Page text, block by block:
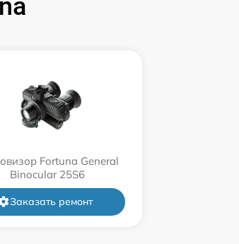
Fortuna General
Binocular 25S6
Заказать ремонт